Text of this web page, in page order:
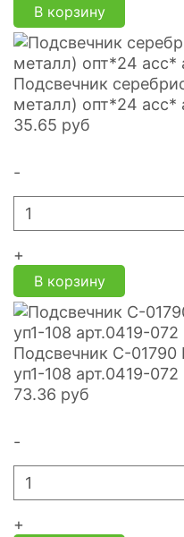
В корзину
Подсвечник
металл) опт*24 асс*
35.65 руб
-
+
В корзину
Подсвечник С-
уп1-108 арт.0419-072
73.36 руб
-
+